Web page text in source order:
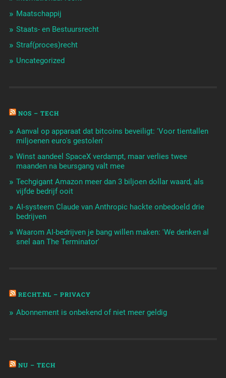
Maatschappij
Staats- en Bestuursrecht
Straf(proces)recht
Uncategorized
NOS – TECH
Aanval op apparaat dat bitcoins beveiligt: 'Voor tientallen
miljoenen euro's gestolen'
Winst aandeel SpaceX verdampt, maar verlies twee
maanden na beursgang valt mee
Techgigant Amazon meer dan 3 biljoen dollar waard, als
vijfde bedrijf ooit
AI-systeem Claude van Anthropic hackte onbedoeld drie
bedrijven
Waarom AI-bedrijven je bang willen maken: 'We denken al
snel aan The Terminator'
RECHT.NL – PRIVACY
Abonnement is onbekend of niet meer geldig
NU – TECH